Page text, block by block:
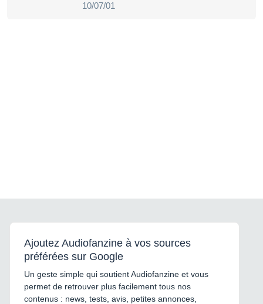
10/07/01
Ajoutez Audiofanzine à vos sources
préférées sur Google
Un geste simple qui soutient Audiofanzine et vous
permet de retrouver plus facilement tous nos
contenus : news, tests, avis, petites annonces,